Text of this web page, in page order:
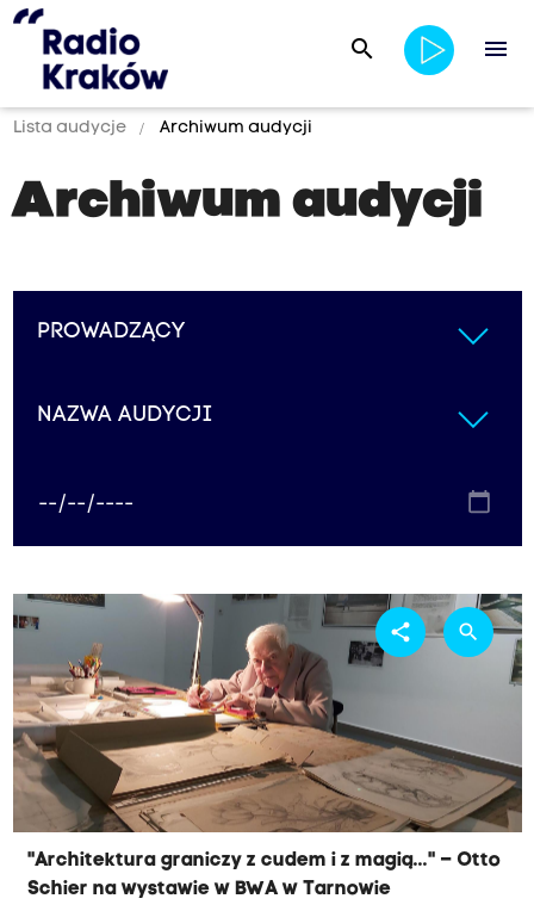
search menu
Lista audycje Archiwum audycji
Archiwum audycji
PROWADZĄCY
NAZWA AUDYCJI
"Architektura graniczy z cudem i z magią..." – Otto
Schier na wystawie w BWA w Tarnowie
share search